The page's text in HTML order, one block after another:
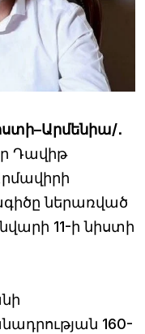
․
Դավիթ
ներառված
11-ի նիստի
160-